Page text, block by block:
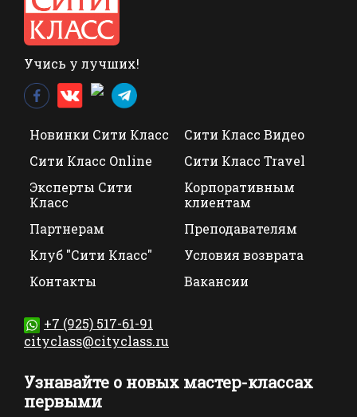
Учись у лучших!
Новинки Сити Класс
Сити Класс Видео
Сити Класс Online
Сити Класс Travel
Эксперты Сити
Класс
Корпоративным
клиентам
Партнерам
Преподавателям
Клуб "Сити Класс"
Условия возврата
Контакты
Вакансии
+7 (925) 517-61-91
cityclass@cityclass.ru
Узнавайте о новых мастер-классах
первыми